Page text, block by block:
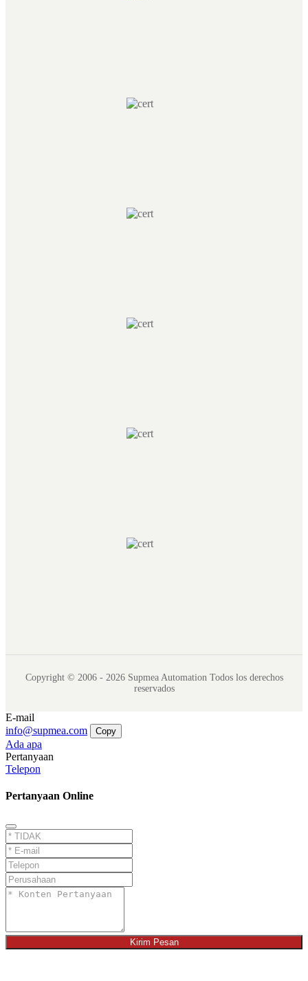
Copyright © 2006 - 2026 Supmea Automation Todos los derechos
reservados
E-mail
info@supmea.com
Copy
Ada apa
Pertanyaan
Telepon
Pertanyaan Online
Kirim Pesan